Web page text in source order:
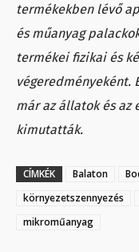
termékekben lévő
és műanyag
termékei fizikai és
végeredményeként.
már az állatok és az
kimutatták.
CÍMKÉK Balaton
környezetszennyezés
mikroműanyag